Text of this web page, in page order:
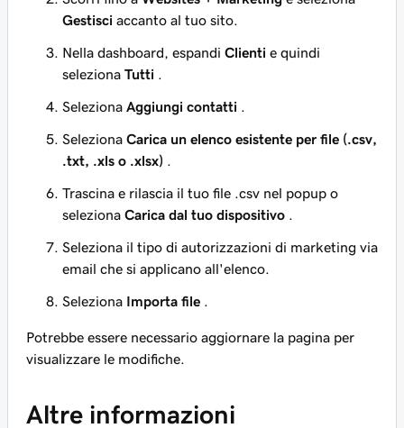
Gestisci accanto al tuo sito.
Nella dashboard, espandi Clienti e quindi
seleziona Tutti
Seleziona Aggiungi contatti
Seleziona Carica un elenco esistente per file (.csv,
.txt, .xls o .xlsx)
Trascina e rilascia il tuo file .csv nel popup o
seleziona Carica dal tuo dispositivo
Seleziona il tipo di autorizzazioni di marketing via
email che si applicano all'elenco.
Seleziona Importa file
Potrebbe essere necessario aggiornare la pagina per
visualizzare le modifiche.
Altre informazioni